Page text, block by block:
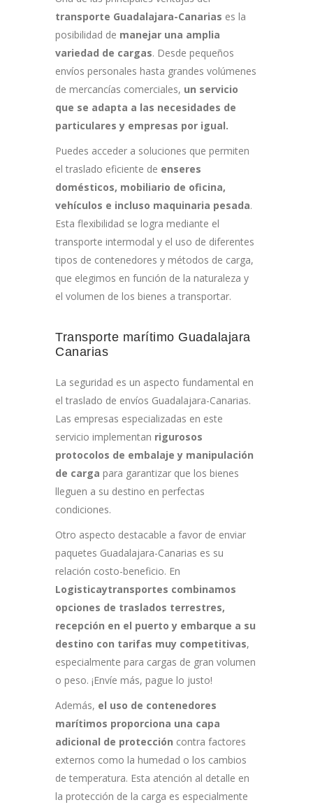
transporte Guadalajara-Canarias es la
posibilidad de manejar una amplia
variedad de cargas. Desde pequeños
envíos personales hasta grandes volúmenes
de mercancías comerciales, un servicio
que se adapta a las necesidades de
particulares y empresas por igual.
Puedes acceder a soluciones que permiten
el traslado eficiente de enseres
domésticos, mobiliario de oficina,
vehículos e incluso maquinaria pesada.
Esta flexibilidad se logra mediante el
transporte intermodal y el uso de diferentes
tipos de contenedores y métodos de carga,
que elegimos en función de la naturaleza y
el volumen de los bienes a transportar.
Transporte marítimo Guadalajara
Canarias
La seguridad es un aspecto fundamental en
el traslado de envíos Guadalajara-Canarias.
Las empresas especializadas en este
servicio implementan rigurosos
protocolos de embalaje y manipulación
de carga para garantizar que los bienes
lleguen a su destino en perfectas
condiciones.
Otro aspecto destacable a favor de enviar
paquetes Guadalajara-Canarias es su
relación costo-beneficio. En
Logisticaytransportes combinamos
opciones de traslados terrestres,
recepción en el puerto y embarque a su
destino con tarifas muy competitivas,
especialmente para cargas de gran volumen
o peso. ¡Envíe más, pague lo justo!
Además, el uso de contenedores
marítimos proporciona una capa
adicional de protección contra factores
externos como la humedad o los cambios
de temperatura. Esta atención al detalle en
la protección de la carga es especialmente